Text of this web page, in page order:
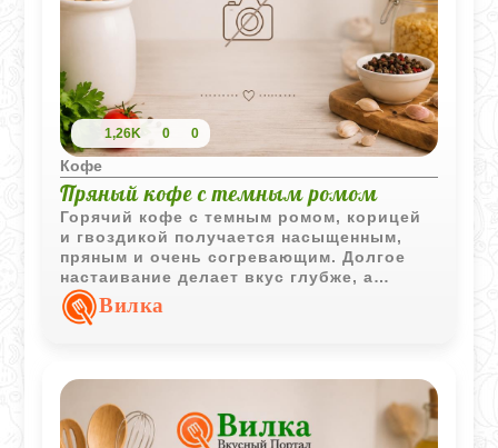
1,26K 0 0
Кофе
Пряный кофе с темным ромом
Горячий кофе с темным ромом, корицей
и гвоздикой получается насыщенным,
пряным и очень согревающим. Долгое
настаивание делает вкус глубже, а
аромат специй особенно ярким и
уютным.
Вилка